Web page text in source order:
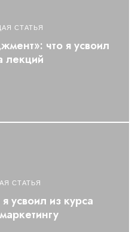
СТАТЬЯ
что я усвоил
лекций
СТАТЬЯ
усвоил из курса